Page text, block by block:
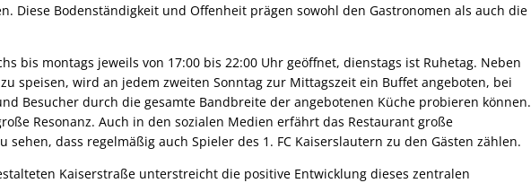
Diese Bodenständigkeit und Offenheit prägen sowohl den Gastronomen als auch die
bis montags jeweils von 17:00 bis 22:00 Uhr geöffnet, dienstags ist Ruhetag. Neben
speisen, wird an jedem zweiten Sonntag zur Mittagszeit ein Buffet angeboten, bei
Besucher durch die gesamte Bandbreite der angebotenen Küche probieren können.
Resonanz. Auch in den sozialen Medien erfährt das Restaurant große
sehen, dass regelmäßig auch Spieler des 1. FC Kaiserslautern zu den Gästen zählen.
Kaiserstraße unterstreicht die positive Entwicklung dieses zentralen